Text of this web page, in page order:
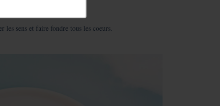
sens et faire fondre tous les coeurs.